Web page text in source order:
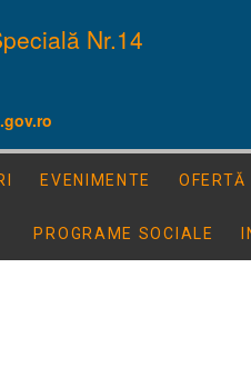
Nr.14
EVENIMENTE
PROGRAME SOCIALE